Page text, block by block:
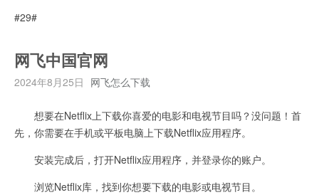
#29#
网飞中国官网
2024年8月25日 网飞怎么下载
想要在Netflix上下载你喜爱的电影和电视节目吗？没问题！首
先，你需要在手机或平板电脑上下载Netflix应用程序。
安装完成后，打开Netflix应用程序，并登录你的账户。
浏览Netflix库，找到你想要下载的电影或电视节目。